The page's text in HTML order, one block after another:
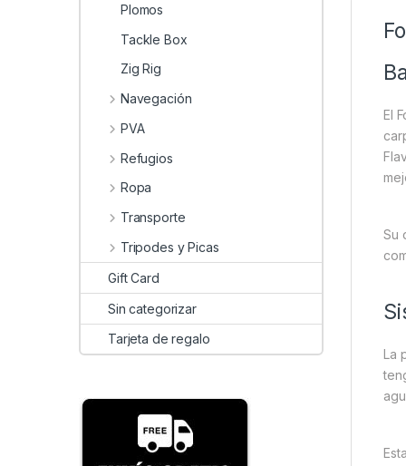
El
Su
La
Plomos
Tackle Box
Zig Rig
Navegación
PVA
Refugios
Ropa
Transporte
Tripodes y Picas
Gift Card
Sin categorizar
Tarjeta de regalo